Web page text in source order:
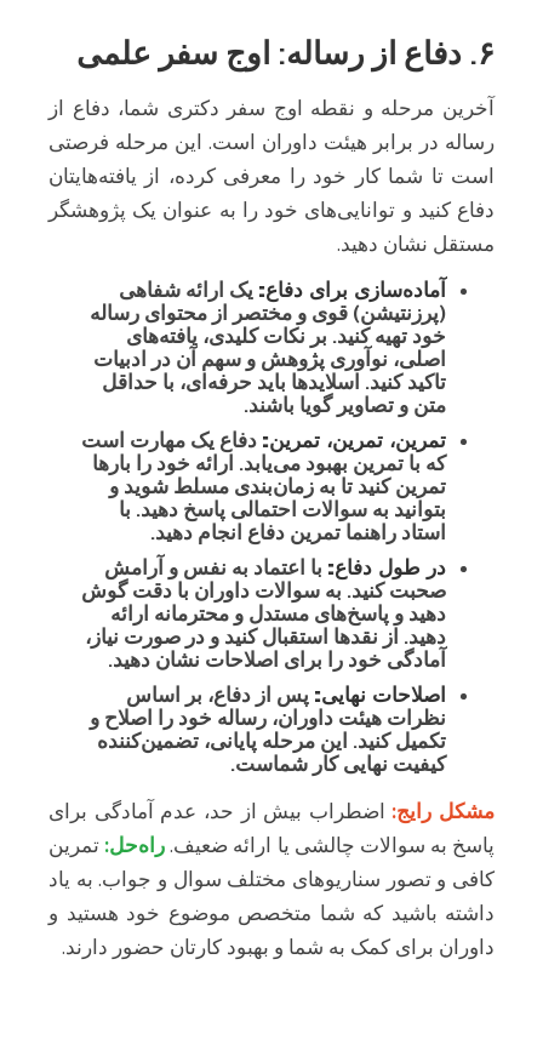
۶. دفاع از رساله: اوج سفر علمی
آخرین مرحله و نقطه اوج سفر دکتری شما، دفاع از
رساله در برابر هیئت داوران است. این مرحله فرصتی
است تا شما کار خود را معرفی کرده، از یافته‌هایتان
دفاع کنید و توانایی‌های خود را به عنوان یک پژوهشگر
مستقل نشان دهید.
آماده‌سازی برای دفاع: یک ارائه شفاهی
(پرزنتیشن) قوی و مختصر از محتوای رساله
خود تهیه کنید. بر نکات کلیدی، یافته‌های
اصلی، نوآوری پژوهش و سهم آن در ادبیات
تاکید کنید. اسلایدها باید حرفه‌ای، با حداقل
متن و تصاویر گویا باشند.
تمرین، تمرین، تمرین: دفاع یک مهارت است
که با تمرین بهبود می‌یابد. ارائه خود را بارها
تمرین کنید تا به زمان‌بندی مسلط شوید و
بتوانید به سوالات احتمالی پاسخ دهید. با
استاد راهنما تمرین دفاع انجام دهید.
در طول دفاع: با اعتماد به نفس و آرامش
صحبت کنید. به سوالات داوران با دقت گوش
دهید و پاسخ‌های مستدل و محترمانه ارائه
دهید. از نقدها استقبال کنید و در صورت نیاز،
آمادگی خود را برای اصلاحات نشان دهید.
اصلاحات نهایی: پس از دفاع، بر اساس
نظرات هیئت داوران، رساله خود را اصلاح و
تکمیل کنید. این مرحله پایانی، تضمین‌کننده
کیفیت نهایی کار شماست.
مشکل رایج: اضطراب بیش از حد، عدم آمادگی برای
پاسخ به سوالات چالشی یا ارائه ضعیف.راه‌حل: تمرین
کافی و تصور سناریوهای مختلف سوال و جواب. به یاد
داشته باشید که شما متخصص موضوع خود هستید و
داوران برای کمک به شما و بهبود کارتان حضور دارند.